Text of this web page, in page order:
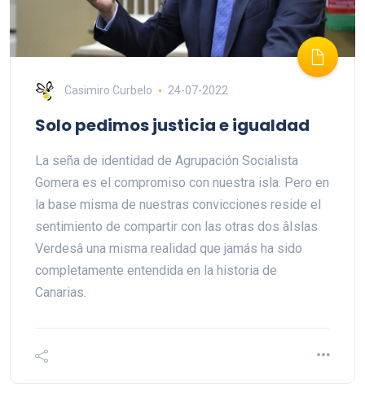
Casimiro Curbelo 24-07-2022
Solo pedimos justicia e igualdad
La seña de identidad de Agrupación Socialista
Gomera es el compromiso con nuestra isla. Pero en
la base misma de nuestras convicciones reside el
sentimiento de compartir con las otras dos âIslas
Verdesâ una misma realidad que jamás ha sido
completamente entendida en la historia de
Canarias.